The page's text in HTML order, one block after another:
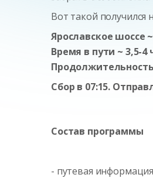
Вот такой
Ярославское шоссе
Время в пути ~ 3,5-4
Сбор в 07:15.
Состав программы
- путевая